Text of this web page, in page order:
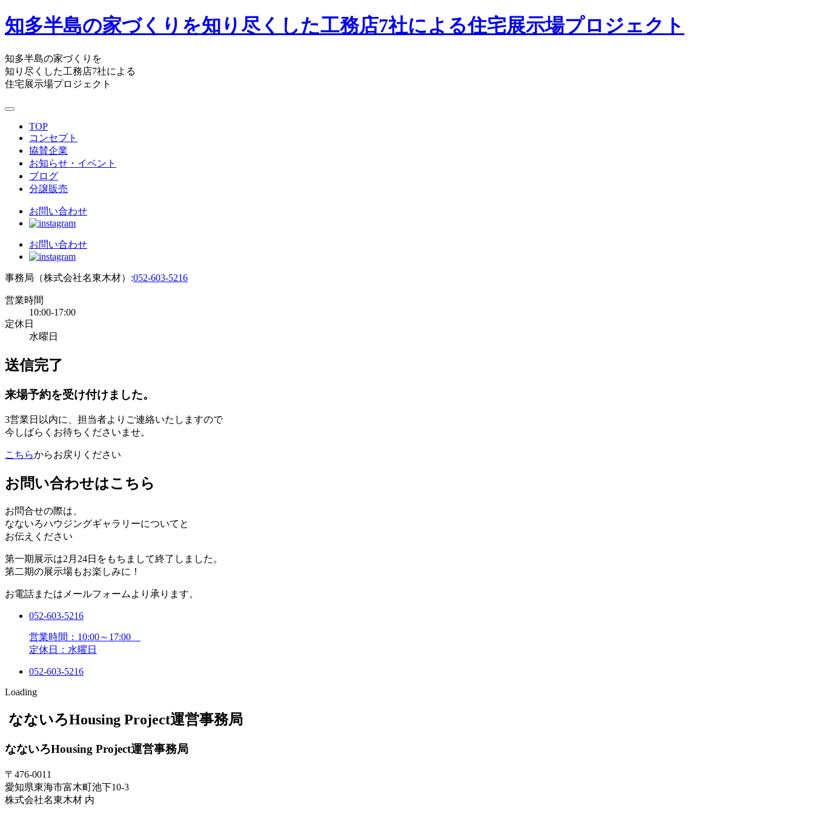
知多半島の家づくりを知り尽くした工務店7社による住宅展示場プロジェクト
知多半島の家づくりを
知り尽くした工務店7社による
住宅展示場プロジェクト
TOP
コンセプト
協賛企業
お知らせ・イベント
ブログ
分譲販売
お問い合わせ
お問い合わせ
事務局（株式会社名東木材）:052-603-5216
営業時間
10:00-17:00
定休日
水曜日
送信完了
来場予約を受け付けました。
3営業日以内に、担当者よりご連絡いたしますので
今しばらくお待ちくださいませ。
こちらからお戻りください
お問い合わせはこちら
お問合せの際は、
なないろハウジングギャラリーについてと
お伝えください
第一期展示は2月24日をもちまして終了しました。
第二期の展示場もお楽しみに！
お電話またはメールフォームより承ります。
052-603-5216
営業時間：10:00～17:00
定休日：水曜日
052-603-5216
Loading
なないろHousing Project運営事務局
なないろHousing Project運営事務局
〒476-0011
愛知県東海市富木町池下10-3
株式会社名東木材 内